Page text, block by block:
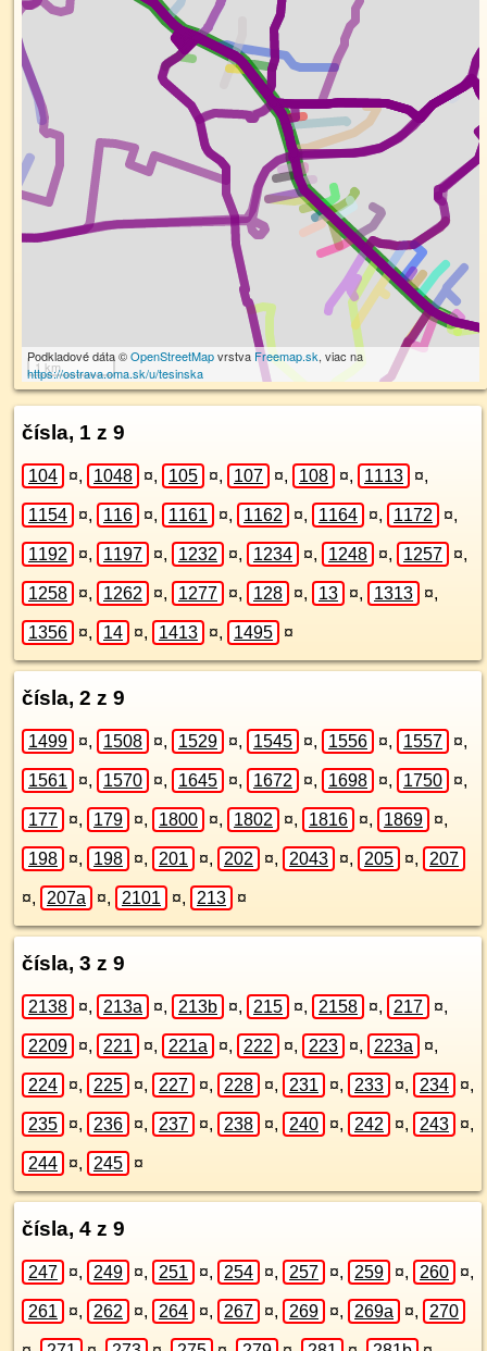
1 km
Podkladové dáta ©OpenStreetMapvrstva Freemap.sk, viac na
https://ostrava.oma.sk/u/tesinska
čísla, 1 z 9
104 ¤, 1048 ¤, 105 ¤, 107 ¤, 108 ¤, 1113 ¤,
1154 ¤, 116 ¤, 1161 ¤, 1162 ¤, 1164 ¤, 1172 ¤,
1192 ¤, 1197 ¤, 1232 ¤, 1234 ¤, 1248 ¤, 1257 ¤,
1258 ¤, 1262 ¤, 1277 ¤, 128 ¤, 13 ¤, 1313 ¤,
1356 ¤, 14 ¤, 1413 ¤, 1495 ¤
čísla, 2 z 9
1499 ¤, 1508 ¤, 1529 ¤, 1545 ¤, 1556 ¤, 1557 ¤,
1561 ¤, 1570 ¤, 1645 ¤, 1672 ¤, 1698 ¤, 1750 ¤,
177 ¤, 179 ¤, 1800 ¤, 1802 ¤, 1816 ¤, 1869 ¤,
198 ¤, 198 ¤, 201 ¤, 202 ¤, 2043 ¤, 205 ¤, 207
¤, 207a ¤, 2101 ¤, 213 ¤
čísla, 3 z 9
2138 ¤, 213a ¤, 213b ¤, 215 ¤, 2158 ¤, 217 ¤,
2209 ¤, 221 ¤, 221a ¤, 222 ¤, 223 ¤, 223a ¤,
224 ¤, 225 ¤, 227 ¤, 228 ¤, 231 ¤, 233 ¤, 234 ¤,
235 ¤, 236 ¤, 237 ¤, 238 ¤, 240 ¤, 242 ¤, 243 ¤,
244 ¤, 245 ¤
čísla, 4 z 9
247 ¤, 249 ¤, 251 ¤, 254 ¤, 257 ¤, 259 ¤, 260 ¤,
261 ¤, 262 ¤, 264 ¤, 267 ¤, 269 ¤, 269a ¤, 270